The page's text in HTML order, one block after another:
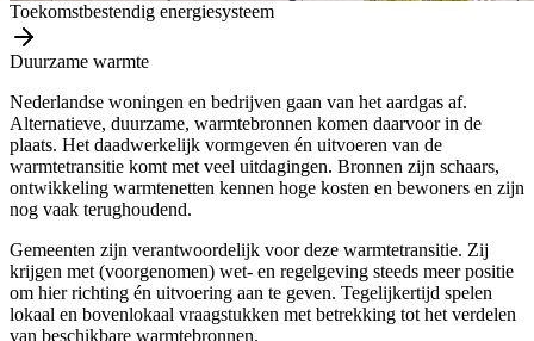
Toekomstbestendig energiesysteem
Duurzame warmte
Nederlandse woningen en bedrijven gaan van het aardgas af.
Alternatieve, duurzame, warmtebronnen komen daarvoor in de
plaats. Het daadwerkelijk vormgeven én uitvoeren van de
warmtetransitie komt met veel uitdagingen. Bronnen zijn schaars,
ontwikkeling warmtenetten kennen hoge kosten en bewoners en zijn
nog vaak terughoudend.
Gemeenten zijn verantwoordelijk voor deze warmtetransitie. Zij
krijgen met (voorgenomen) wet- en regelgeving steeds meer positie
om hier richting én uitvoering aan te geven. Tegelijkertijd spelen
lokaal en bovenlokaal vraagstukken met betrekking tot het verdelen
van beschikbare warmtebronnen.